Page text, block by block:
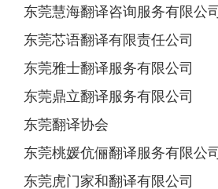
东莞慧海翻译咨询服务有限公司
东莞芯语翻译有限责任公司
东莞雅士翻译服务有限公司
东莞鼎立翻译服务有限公司
东莞翻译协会
东莞桃媛伉俪翻译服务有限公司
东莞虎门家和翻译有限公司